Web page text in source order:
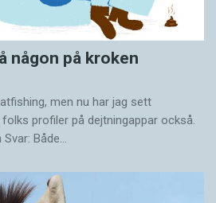
någon på kroken
men nu har jag sett
profiler på dejtningappar också.
Både…